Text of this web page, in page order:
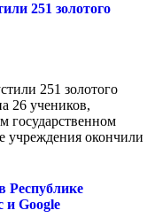
251 золотого
251 золотого
26 учеников,
государственном
учреждения окончили
Республике
Google